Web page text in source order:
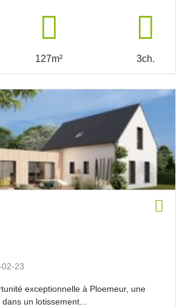
127m² 3ch.
23
exceptionnelle à Ploemeur, une
un lotissement...